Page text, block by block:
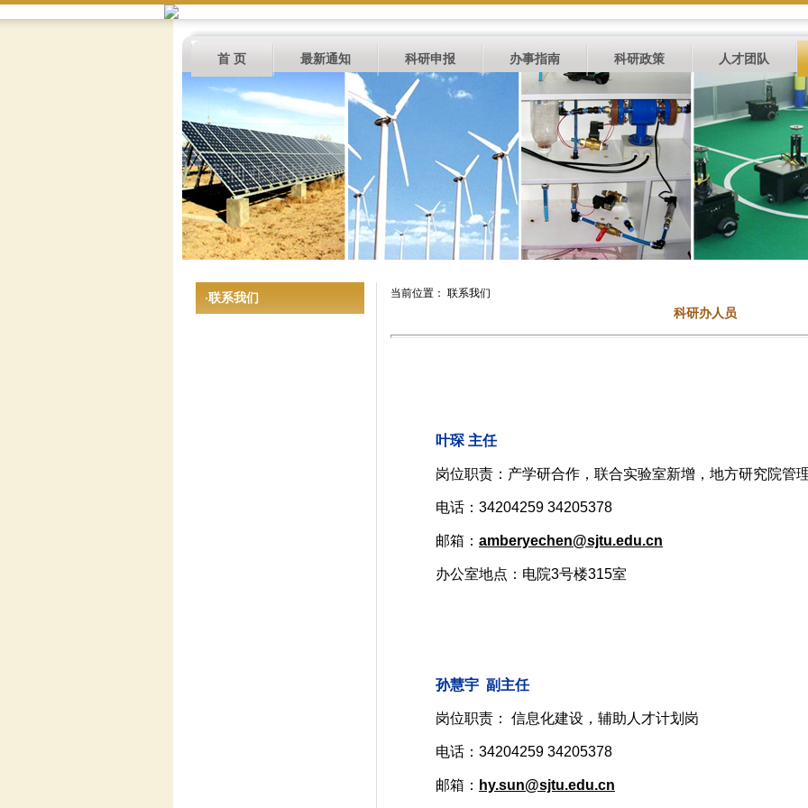
首 页 最新通知 科研申报 办事指南 科研政策 人才团队
·联系我们 当前位置： 联系我们
科研办人员
叶琛 主任
岗位职责：产学研合作，联合实验室新增，地方研究院管
电话：34204259 34205378
邮箱： amberyechen@sjtu.edu.cn
办公室地点：电院3号楼315室
孙慧宇 副主任
岗位职责： 信息化建设，辅助人才计划岗
电话：34204259 34205378
邮箱： hy.sun@sjtu.edu.cn